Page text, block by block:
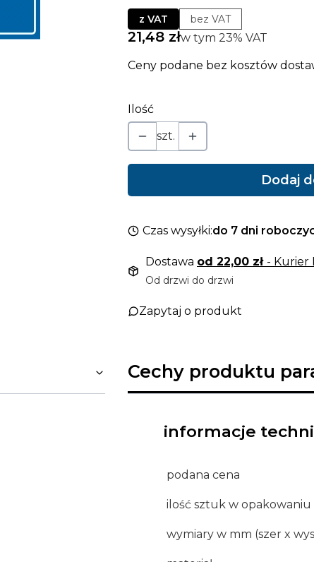
z VAT bez VAT
Cena
21,48 złw tym 23% VAT
w tym 23% VAT
Ceny podane bez kosztów
Ilość
szt.
Dodaj
Czas wysyłki:do 7 dni
Dostawa od 22,00 zł - Kurier
Od drzwi do drzwi
Zapytaj o produkt
Cechy produktu
informacje
podana cena
ilość sztuk w opakowaniu
wymiary w mm (szer x